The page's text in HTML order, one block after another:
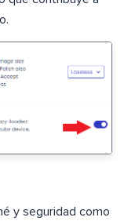
y seguridad como